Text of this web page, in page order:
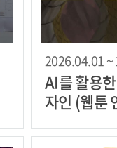
2026.04.01 ~
AI를 활용
자인 (웹툰